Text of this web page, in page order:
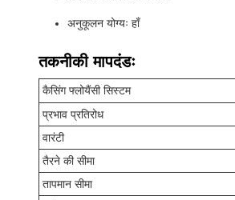
अनुकूलन योग्यः हाँ
तकनीकी मापदंडः
कैसिंग फ्लोयैंसी सिस्टम
प्रभाव प्रतिरोध
वारंटी
तैरने की सीमा
तापमान सीमा